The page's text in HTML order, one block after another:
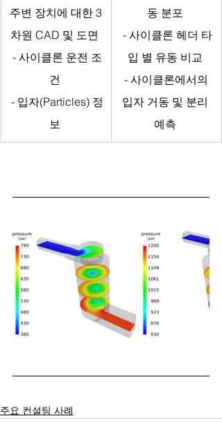
주변 장치에 대한 3
차원 CAD 및 도면
건
보
동 분포
입 별 유동 비교
입자 거동 및 분리
예측
주요 컨설팅 사례